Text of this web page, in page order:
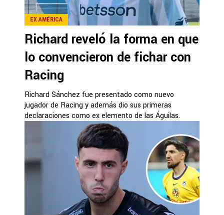
EX AMÉRICA
Richard reveló la forma en que
lo convencieron de fichar con
Racing
Richard Sánchez fue presentado como nuevo
jugador de Racing y además dio sus primeras
declaraciones como ex elemento de las Águilas.